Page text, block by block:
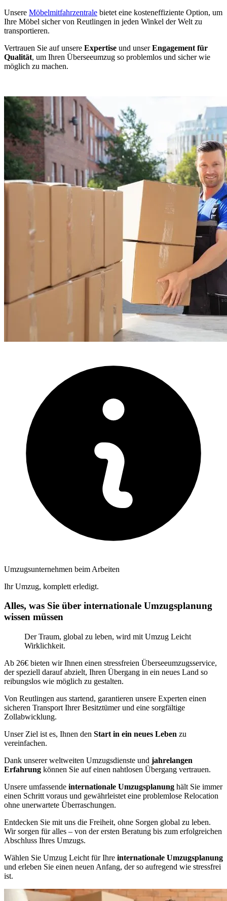
Unsere Möbelmitfahrzentrale bietet eine kosteneffiziente Option, um
Ihre Möbel sicher von Reutlingen in jeden Winkel der Welt zu
transportieren.
Vertrauen Sie auf unsere Expertise und unserEngagement für
Qualität, um Ihren Überseeumzug so problemlos und sicher wie
möglich zu machen.
Umzugsunternehmen beim Arbeiten
Ihr Umzug, komplett erledigt.
Alles, was Sie über internationale Umzugsplanung
wissen müssen
Der Traum, global zu leben, wird mit Umzug Leicht
Wirklichkeit.
Ab 26€ bieten wir Ihnen einen stressfreien Überseeumzugsservice,
der speziell darauf abzielt, Ihren Übergang in ein neues Land so
reibungslos wie möglich zu gestalten.
Von Reutlingen aus startend, garantieren unsere Experten einen
sicheren Transport Ihrer Besitztümer und eine sorgfältige
Zollabwicklung.
Unser Ziel ist es, Ihnen den Start in ein neues Leben zu
vereinfachen.
Dank unserer weltweiten Umzugsdienste und jahrelangen
Erfahrung können Sie auf einen nahtlosen Übergang vertrauen.
Unsere umfassende internationale Umzugsplanung hält Sie immer
einen Schritt voraus und gewährleistet eine problemlose Relocation
ohne unerwartete Überraschungen.
Entdecken Sie mit uns die Freiheit, ohne Sorgen global zu leben.
Wir sorgen für alles – von der ersten Beratung bis zum erfolgreichen
Abschluss Ihres Umzugs.
Wählen Sie Umzug Leicht für Ihre internationale Umzugsplanung
und erleben Sie einen neuen Anfang, der so aufregend wie stressfrei
ist.